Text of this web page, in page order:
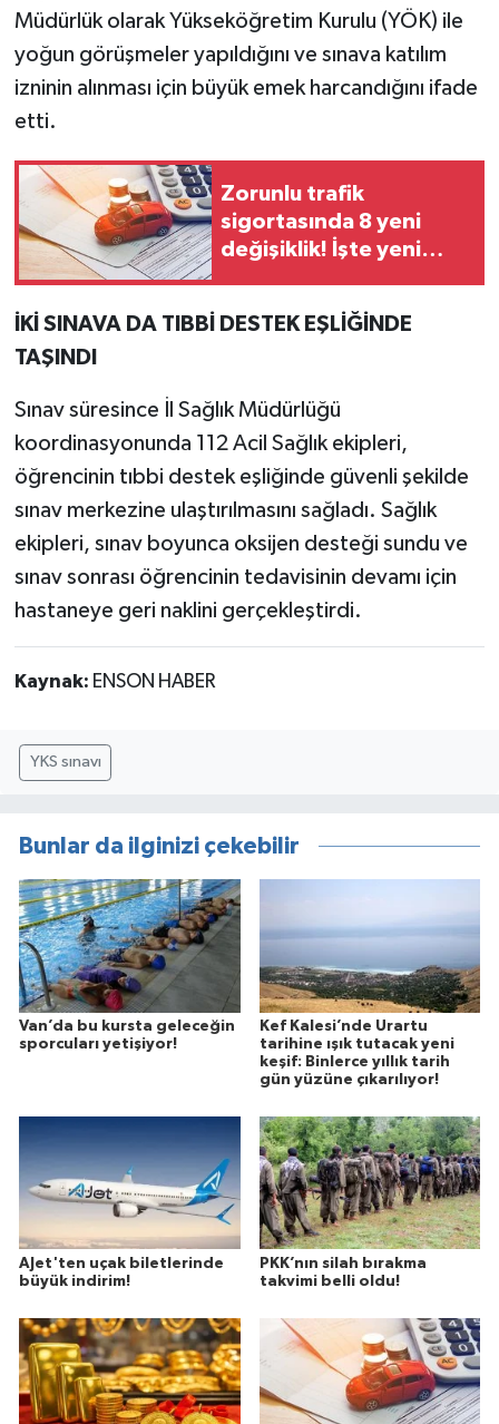
Müdürlük olarak Yükseköğretim Kurulu (YÖK) ile
yoğun görüşmeler yapıldığını ve sınava katılım
izninin alınması için büyük emek harcandığını ifade
etti.
Zorunlu trafik
sigortasında 8 yeni
değişiklik! İşte yeni
İKİ SINAVA DA TIBBİ DESTEK EŞLİĞİNDE
TAŞINDI
Sınav süresince İl Sağlık Müdürlüğü
koordinasyonunda 112 Acil Sağlık ekipleri,
öğrencinin tıbbi destek eşliğinde güvenli şekilde
sınav merkezine ulaştırılmasını sağladı. Sağlık
ekipleri, sınav boyunca oksijen desteği sundu ve
sınav sonrası öğrencinin tedavisinin devamı için
hastaneye geri naklini gerçekleştirdi.
Kaynak: ENSON HABER
YKS sınavı
Bunlar da ilginizi çekebilir
Van’da bu kursta geleceğin
sporcuları yetişiyor!
Kef Kalesi’nde Urartu
tarihine ışık tutacak yeni
keşif: Binlerce yıllık tarih
gün yüzüne çıkarılıyor!
AJet'ten uçak biletlerinde
büyük indirim!
PKK’nın silah bırakma
takvimi belli oldu!